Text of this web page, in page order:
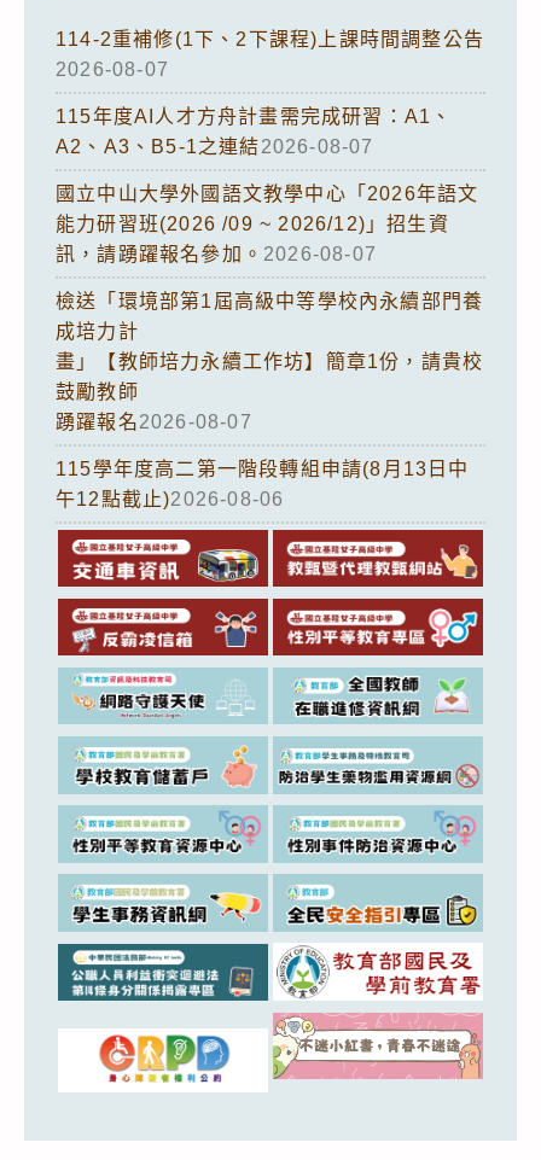
114-2重補修(1下、2下課程)上課時間調整公告
2026-08-07
115年度AI人才方舟計畫需完成研習：A1、
A2、A3、B5-1之連結2026-08-07
國立中山大學外國語文教學中心「2026年語文
能力研習班(2026 /09 ~ 2026/12)」招生資
訊，請踴躍報名參加。 2026-08-07
檢送「環境部第1屆高級中等學校內永續部門養
成培力計
畫」【教師培力永續工作坊】簡章1份，請貴校
鼓勵教師
踴躍報名2026-08-07
115學年度高二第一階段轉組申請(8月13日中
午12點截止)2026-08-06